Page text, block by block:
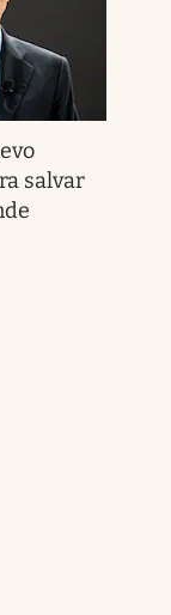
salvar